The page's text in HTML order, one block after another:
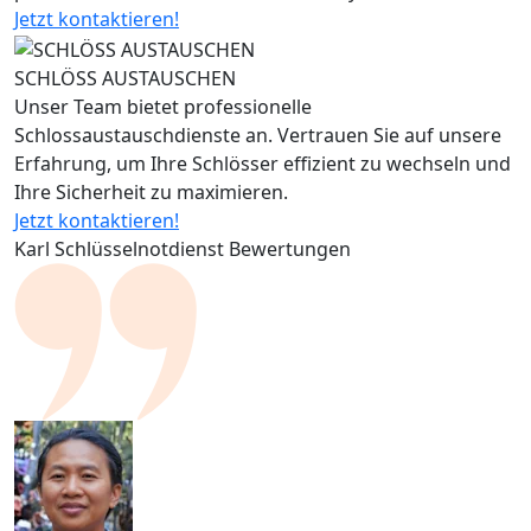
Jetzt kontaktieren!
SCHLÖSS AUSTAUSCHEN
Unser Team bietet professionelle
Schlossaustauschdienste an. Vertrauen Sie auf unsere
Erfahrung, um Ihre Schlösser effizient zu wechseln und
Ihre Sicherheit zu maximieren.
Jetzt kontaktieren!
Karl Schlüsselnotdienst Bewertungen